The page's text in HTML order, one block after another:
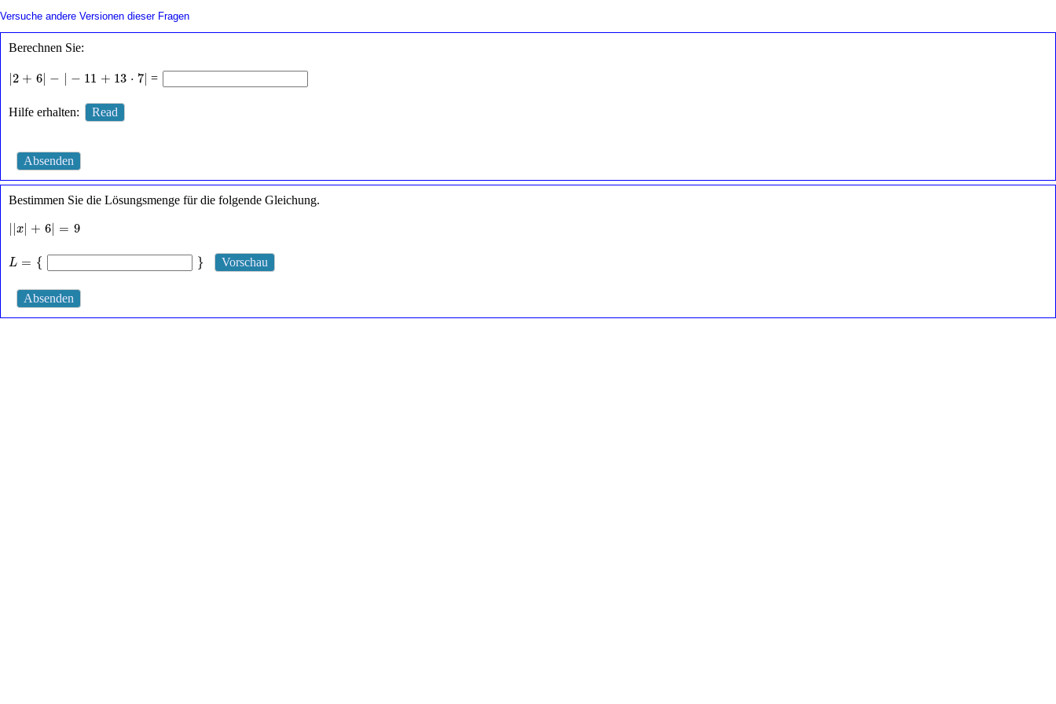
Schalte
für
und
Zeichnungseingabe
Versuche andere Versionen dieser Fragen
Berechnen Sie:
2 + 6| − − 11 + 13 ⋅ 7|
|2+ 6 |-11 13 7| =
Hilfe erhalten: Read
Bestimmen Sie die Lösungsmenge für die folgende Gleichung.
x + 6| = 9
| x + | 9
L = {
L }
}